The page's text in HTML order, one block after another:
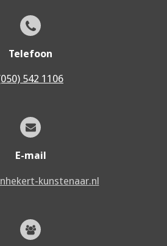
Telefoon
542 1106
E-mail
kunstenaar.nl